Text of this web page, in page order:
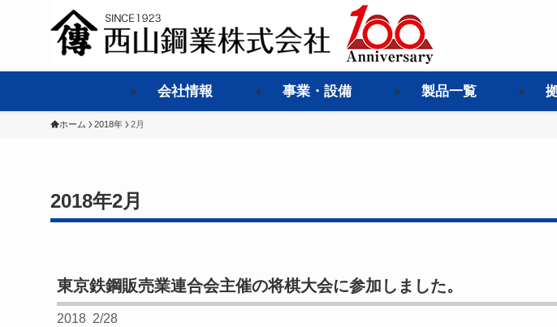
会社情報 事業・設備 製品一覧
ホーム 2018年 2月
2018年2月
東京鉄鋼販売業連合会主催の将棋大会に参加しました。
2018 2/28